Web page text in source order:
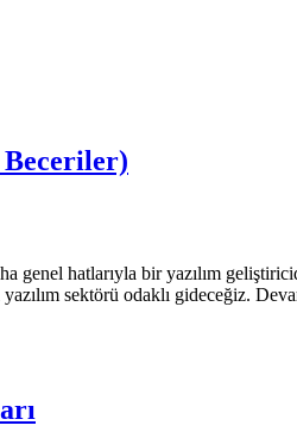
Beceriler)
genel hatlarıyla bir yazılım
sektörü odaklı gideceğiz.